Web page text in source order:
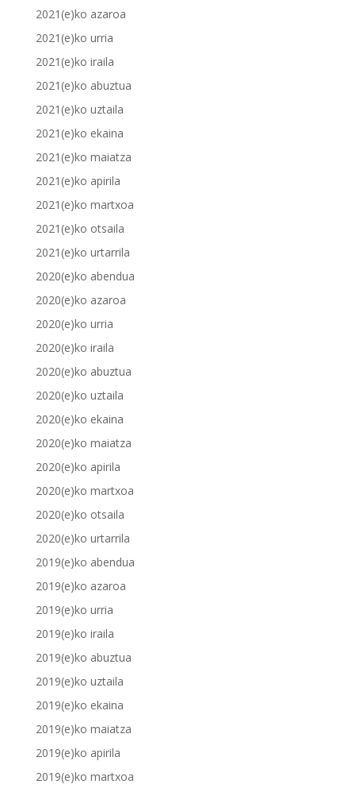
2021(e)ko azaroa
2021(e)ko urria
2021(e)ko iraila
2021(e)ko abuztua
2021(e)ko uztaila
2021(e)ko ekaina
2021(e)ko maiatza
2021(e)ko apirila
2021(e)ko martxoa
2021(e)ko otsaila
2021(e)ko urtarrila
2020(e)ko abendua
2020(e)ko azaroa
2020(e)ko urria
2020(e)ko iraila
2020(e)ko abuztua
2020(e)ko uztaila
2020(e)ko ekaina
2020(e)ko maiatza
2020(e)ko apirila
2020(e)ko martxoa
2020(e)ko otsaila
2020(e)ko urtarrila
2019(e)ko abendua
2019(e)ko azaroa
2019(e)ko urria
2019(e)ko iraila
2019(e)ko abuztua
2019(e)ko uztaila
2019(e)ko ekaina
2019(e)ko maiatza
2019(e)ko apirila
2019(e)ko martxoa